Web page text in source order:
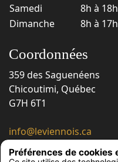
Samedi
8h à 18h
Dimanche
8h à 17h
Coordonnées
359 des Saguenéens
Chicoutimi, Québec
G7H 6T1
info@leviennois.ca
418 543-6663
Préférences de